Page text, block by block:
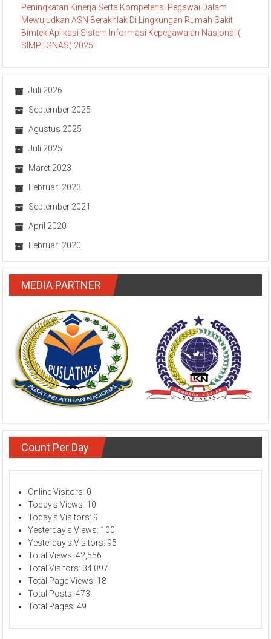
Peningkatan Kinerja Serta Kompetensi Pegawai Dalam
Mewujudkan ASN Berakhlak Di Lingkungan Rumah Sakit
Bimtek Aplikasi Sistem Informasi Kepegawaian Nasional (
SIMPEGNAS) 2025
Juli 2026
September 2025
Agustus 2025
Juli 2025
Maret 2023
Februari 2023
September 2021
April 2020
Februari 2020
MEDIA PARTNER
Count Per Day
Online Visitors: 0
Today's Views: 10
Today's Visitors: 9
Yesterday's Views: 100
Yesterday's Visitors: 95
Total Views:42,556
Total Visitors: 34,097
Total Page Views: 18
Total Posts:473
Total Pages:49